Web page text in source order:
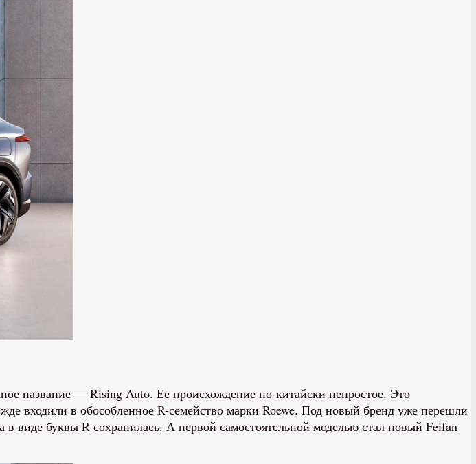
название — Rising Auto. Ее происхождение по-китайски непростое. Это
входили в обособленное R-семейство марки Roewe. Под новый бренд уже перешли
виде буквы R сохранилась. А первой самостоятельной моделью стал новый Feifan